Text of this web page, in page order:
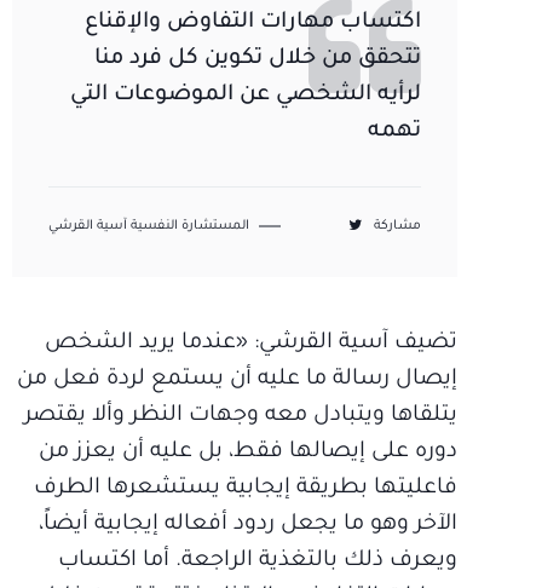
اكتساب مهارات التفاوض والإقناع
تتحقق من خلال تكوين كل فرد منا
لرأيه الشخصي عن الموضوعات التي
تهمه
مشاركة المستشارة النفسية آسية القرشي
تضيف آسية القرشي: «عندما يريد الشخص
إيصال رسالة ما عليه أن يستمع لردة فعل من
يتلقاها ويتبادل معه وجهات النظر وألا يقتصر
دوره على إيصالها فقط، بل عليه أن يعزز من
فاعليتها بطريقة إيجابية يستشعرها الطرف
الآخر وهو ما يجعل ردود أفعاله إيجابية أيضاً،
ويعرف ذلك بالتغذية الراجعة. أما اكتساب